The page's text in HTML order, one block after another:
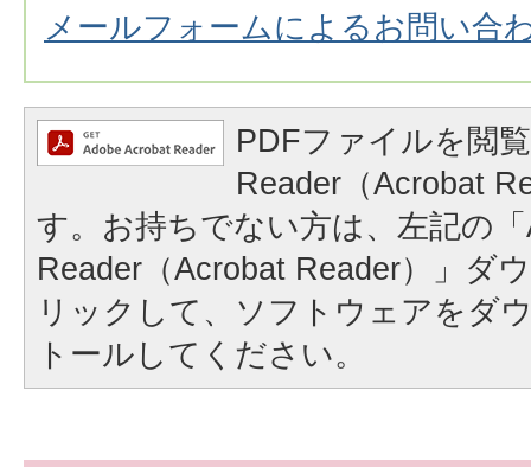
メールフォームによるお問い合
PDFファイルを閲
Reader（Acrobat
す。お持ちでない方は、左記の
Reader（Acrobat Reader）」ダ
リックして、ソフトウェアをダ
トールしてください。